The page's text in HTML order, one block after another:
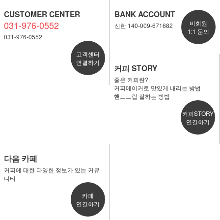
CUSTOMER CENTER
031-976-0552
031-976-0552
고객센터
연결하기
BANK ACCOUNT
신한 140-009-671682
비회원
1:1 문의
커피 STORY
좋은 커피란?
커피메이커로 맛있게 내리는 방법
핸드드립 잘하는 방법
커피STORY
연결하기
다음 카페
커피에 대한 다양한 정보가 있는 커뮤
니티
카페
연결하기